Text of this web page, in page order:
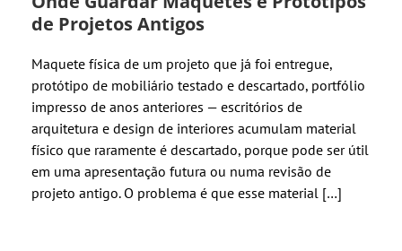
de Projetos Antigos
Maquete física de um projeto que já foi entregue,
protótipo de mobiliário testado e descartado, portfólio
impresso de anos anteriores — escritórios de
arquitetura e design de interiores acumulam material
físico que raramente é descartado, porque pode ser útil
em uma apresentação futura ou numa revisão de
projeto antigo. O problema é que esse material […]